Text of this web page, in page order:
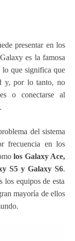
presentar en los
es la famosa
que significa que
y, por lo tanto, no
o conectarse al
del sistema
frecuencia en los
los Galaxy Ace,
S5 y Galaxy S6.
los equipos de esta
mayoría de ellos